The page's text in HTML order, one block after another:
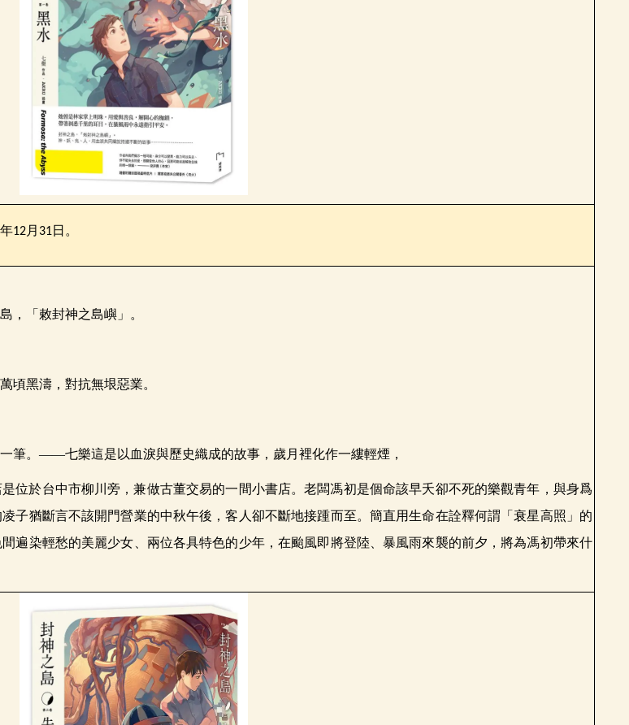
年12月 31日。
，「敕封神之島嶼」。
頃黑濤，對抗無垠惡業。
筆。——七樂這是以血淚與歷史織成的故事，歲月裡化作一縷輕煙，
於台中市柳川旁，兼做古董交易的一間小書店。老闆馮初是個命該早夭卻不死的樂觀青年，與身爲
子猶斷言不該開門營業的中秋午後，客人卻不斷地接踵而至。簡直用生命在詮釋何謂「衰星高照」的
遍染輕愁的美麗少女、兩位各具特色的少年，在颱風即將登陸、暴風雨來襲的前夕，將為馮初帶來什